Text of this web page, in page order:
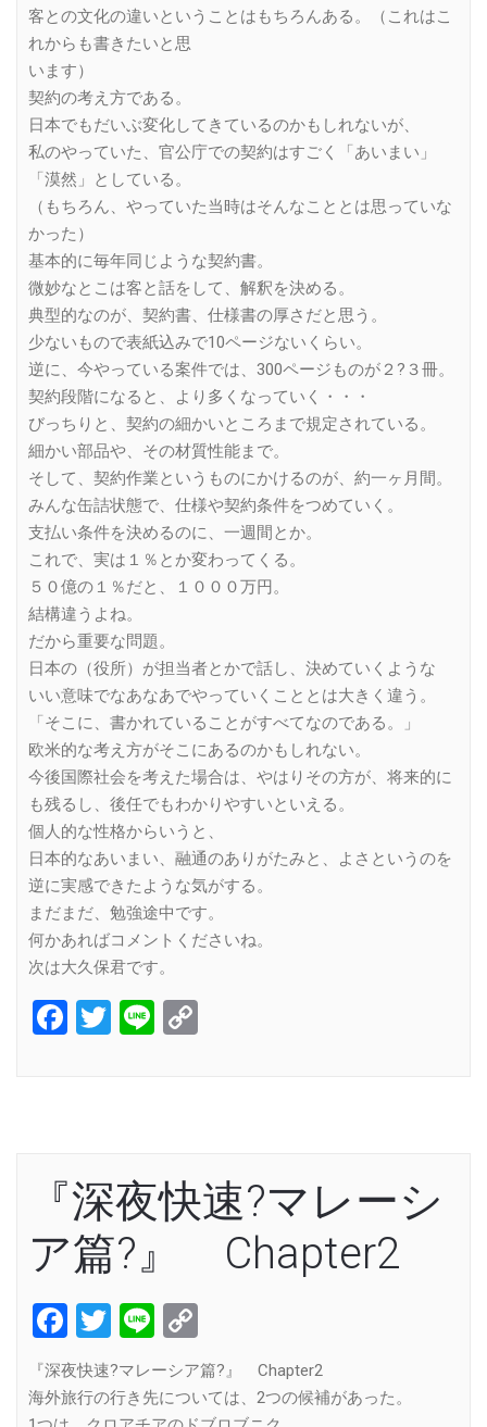
客との文化の違いということはもちろんある。（これはこ
れからも書きたいと思
います）
契約の考え方である。
日本でもだいぶ変化してきているのかもしれないが、
私のやっていた、官公庁での契約はすごく「あいまい」
「漠然」としている。
（もちろん、やっていた当時はそんなこととは思っていな
かった）
基本的に毎年同じような契約書。
微妙なとこは客と話をして、解釈を決める。
典型的なのが、契約書、仕様書の厚さだと思う。
少ないもので表紙込みで10ページないくらい。
逆に、今やっている案件では、300ページものが２?３冊。
契約段階になると、より多くなっていく・・・
びっちりと、契約の細かいところまで規定されている。
細かい部品や、その材質性能まで。
そして、契約作業というものにかけるのが、約一ヶ月間。
みんな缶詰状態で、仕様や契約条件をつめていく。
支払い条件を決めるのに、一週間とか。
これで、実は１％とか変わってくる。
５０億の１％だと、１０００万円。
結構違うよね。
だから重要な問題。
日本の（役所）が担当者とかで話し、決めていくような
いい意味でなあなあでやっていくこととは大きく違う。
「そこに、書かれていることがすべてなのである。」
欧米的な考え方がそこにあるのかもしれない。
今後国際社会を考えた場合は、やはりその方が、将来的に
も残るし、後任でもわかりやすいといえる。
個人的な性格からいうと、
日本的なあいまい、融通のありがたみと、よさというのを
逆に実感できたような気がする。
まだまだ、勉強途中です。
何かあればコメントくださいね。
次は大久保君です。
Facebook
Twitter
Line
『深夜快速?マレーシ
ア篇?』 Chapter2
Facebook
Twitter
Line
Link
『深夜快速?マレーシア篇?』 Chapter2
海外旅行の行き先については、2つの候補があった。